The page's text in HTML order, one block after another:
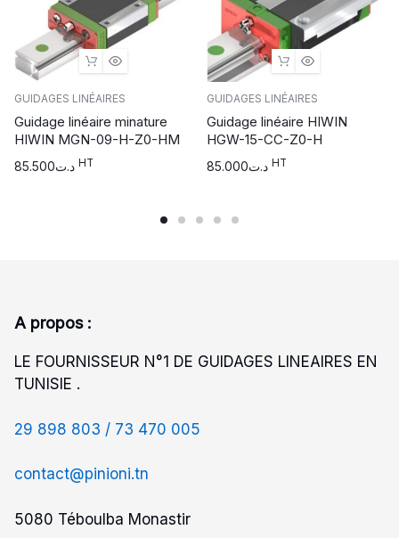
GUIDAGES LINÉAIRES
Guidage linéaire minature
HIWIN MGN-09-H-Z0-HM
د.ت85.500 HT
GUIDAGES LINÉAIRES
Guidage linéaire HIWIN
HGW-15-CC-Z0-H
د.ت85.000 HT
A propos :
LE FOURNISSEUR N°1 DE GUIDAGES LINEAIRES EN
TUNISIE .
29 898 803 / 73 470 005
contact@pinioni.tn
5080 Téboulba Monastir